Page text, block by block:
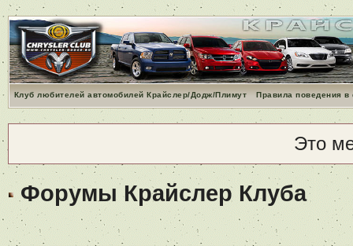
Клуб любителей автомобилей Крайслер/Додж/Плимут Правила поведения
Это
Форумы Крайслер Клуба